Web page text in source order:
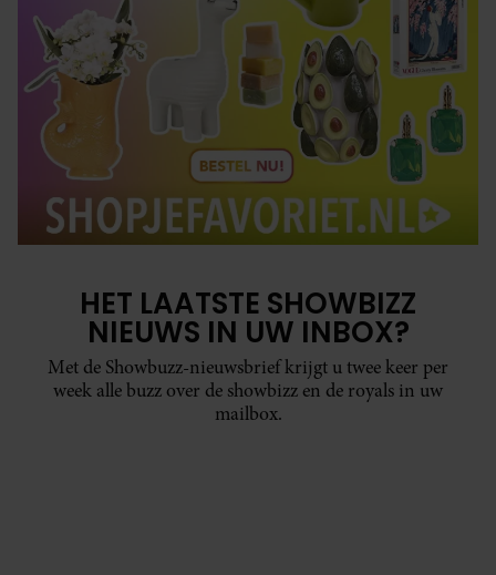
HET LAATSTE SHOWBIZZ
NIEUWS IN UW INBOX?
Met de Showbuzz-nieuwsbrief krijgt u twee keer per
week alle buzz over de showbizz en de royals in uw
mailbox.